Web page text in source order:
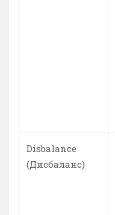
Disbalance
(Дисбаланс)